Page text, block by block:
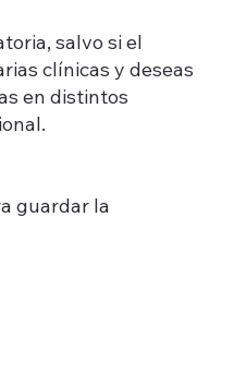
salvo si el
clínicas y deseas
en distintos
guardar la